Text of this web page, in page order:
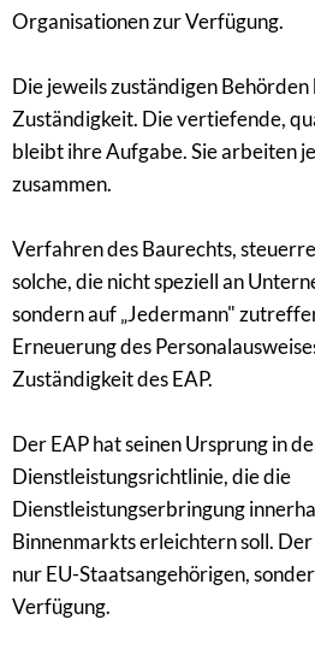
Organisationen zur Verfügung.
Die jeweils zuständigen
Zuständigkeit. Die vertiefende,
bleibt ihre Aufgabe. Sie arbeiten
zusammen.
Verfahren des Baurechts,
solche, die nicht speziell an
sondern auf „Jedermann"
Erneuerung des
Zuständigkeit des EAP.
Der EAP hat seinen Ursprung in
Dienstleistungsrichtlinie, die die
Dienstleistungserbringung
Binnenmarkts erleichtern soll.
nur EU-Staatsangehörigen,
Verfügung.